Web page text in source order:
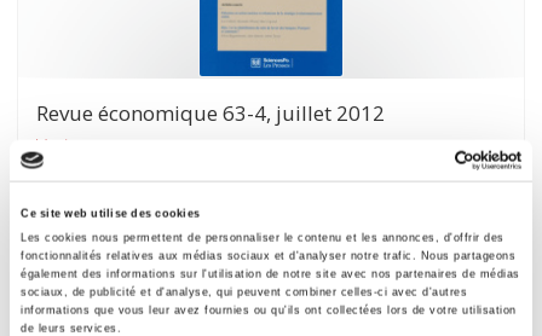
Ce site web utilise des cookies
Les cookies nous permettent de personnaliser le contenu et les annonces, d'offrir des
fonctionnalités relatives aux médias sociaux et d'analyser notre trafic. Nous partageons
également des informations sur l'utilisation de notre site avec nos partenaires de médias
sociaux, de publicité et d'analyse, qui peuvent combiner celles-ci avec d'autres
informations que vous leur avez fournies ou qu'ils ont collectées lors de votre utilisation
de leurs services.
Revue économique 63-4, juillet 2012
Varia
et al.